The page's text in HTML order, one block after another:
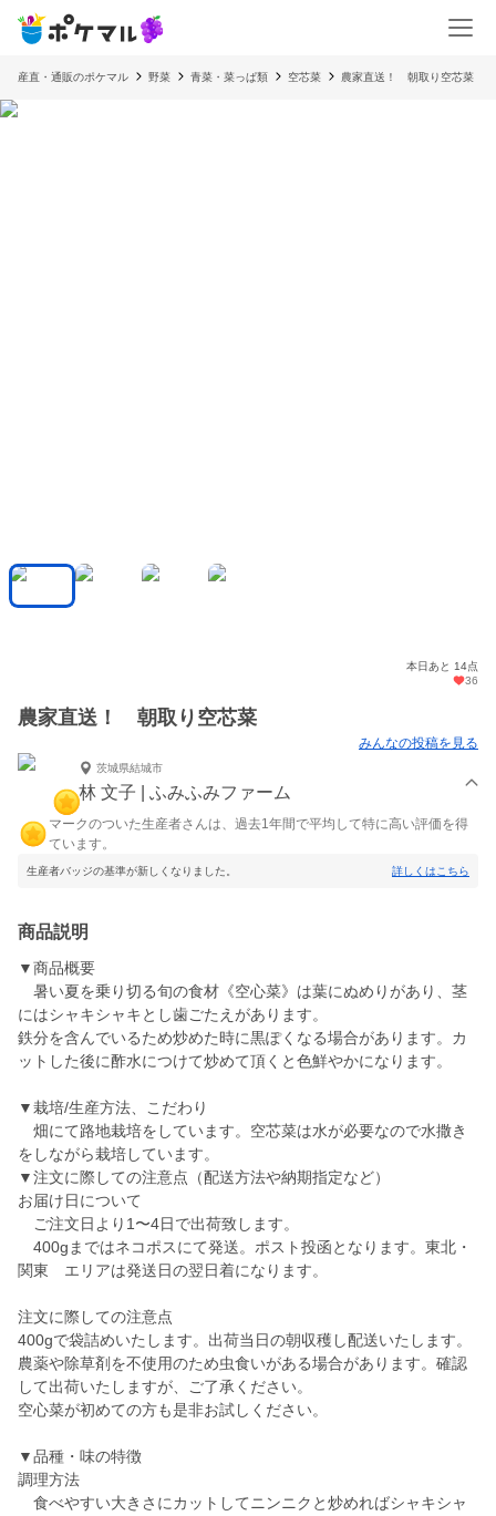
産直・通販のポケマル 野菜 青菜・菜っぱ類 空芯菜 農家直送！ 朝取り空芯菜
本日あと 14点
36
農家直送！ 朝取り空芯菜
みんなの投稿を見る
茨城県結城市
林 文子 | ふみふみファーム
マークのついた生産者さんは、過去1年間で平均して特に高い評価を得
ています。
生産者バッジの基準が新しくなりました。 詳しくはこちら
商品説明
▼商品概要
暑い夏を乗り切る旬の食材《空心菜》は葉にぬめりがあり、茎
にはシャキシャキとし歯ごたえがあります。
鉄分を含んでいるため炒めた時に黒ぽくなる場合があります。カ
ットした後に酢水につけて炒めて頂くと色鮮やかになります。
▼栽培/生産方法、こだわり
畑にて路地栽培をしています。空芯菜は水が必要なので水撒き
をしながら栽培しています。
▼注文に際しての注意点（配送方法や納期指定など）
お届け日について
ご注文日より1〜4日で出荷致します。
400gまではネコポスにて発送。ポスト投函となります。東北・
関東 エリアは発送日の翌日着になります。
注文に際しての注意点
400gで袋詰めいたします。出荷当日の朝収穫し配送いたします。
農薬や除草剤を不使用のため虫食いがある場合があります。確認
して出荷いたしますが、ご了承ください。
空心菜が初めての方も是非お試しください。
▼品種・味の特徴
調理方法
食べやすい大きさにカットしてニンニクと炒めればシャキシャ